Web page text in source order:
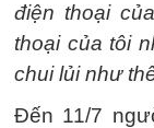
điện thoại
thoại của tôi
chui lủi như
Đến 11/7